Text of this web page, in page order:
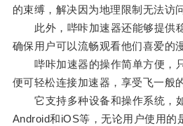
的束缚，解决因为地理限制无法访
此外，哔咔加速器还能够提供稳
确保用户可以流畅观看他们喜爱的
哔咔加速器的操作简单方便，只
便可轻松连接加速器，享受飞一般
它支持多种设备和操作系统，如
Android和iOS等，无论用户使用的